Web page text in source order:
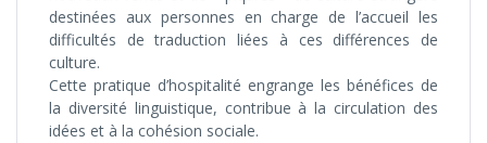
destinées aux personnes en charge de l’accueil les
difficultés de traduction liées à ces différences de
culture.
Cette pratique d’hospitalité engrange les bénéfices de
la diversité linguistique, contribue à la circulation des
idées et à la cohésion sociale.